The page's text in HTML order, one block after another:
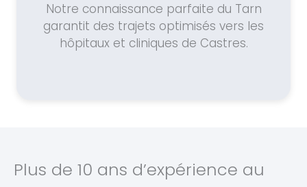
Notre connaissance parfaite du Tarn
garantit des trajets optimisés vers les
hôpitaux et cliniques de Castres.
Plus de 10 ans d’expérience au